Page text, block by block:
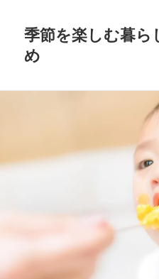
季節を楽しむ暮ら
め